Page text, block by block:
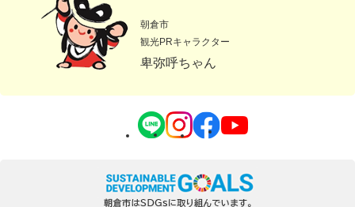
朝倉市
観光PRキャラクター
卑弥呼ちゃん